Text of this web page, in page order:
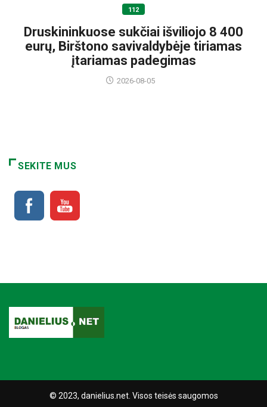
112
Druskininkuose sukčiai išviliojo 8 400
eurų, Birštono savivaldybėje tiriamas
įtariamas padegimas
2026-08-05
SEKITE MUS
© 2023, danielius.net. Visos teisės saugomos